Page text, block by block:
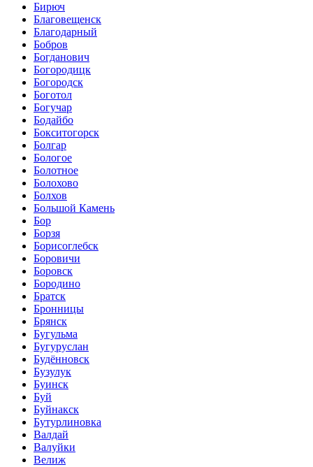
Бирюч
Благовещенск
Благодарный
Бобров
Богданович
Богородицк
Богородск
Боготол
Богучар
Бодайбо
Бокситогорск
Болгар
Бологое
Болотное
Болохово
Болхов
Большой Камень
Бор
Борзя
Борисоглебск
Боровичи
Боровск
Бородино
Братск
Бронницы
Брянск
Бугульма
Бугуруслан
Будённовск
Бузулук
Буинск
Буй
Буйнакск
Бутурлиновка
Валдай
Валуйки
Велиж